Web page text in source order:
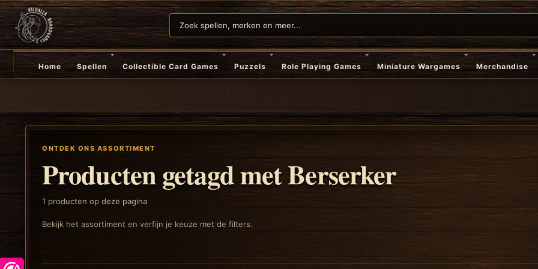
Home Spellen Collectible Card Games Puzzels Role Playing Games Miniature Wargames Merchandise
ONTDEK ONS ASSORTIMENT
Producten getagd met Berserker
1 producten op deze pagina
Bekijk het assortiment en verfijn je keuze met de filters.